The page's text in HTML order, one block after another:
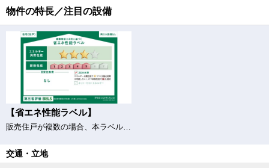
物件の特長／注目の設備
【省エネ性能ラベル】
販売住戸が複数の場合、本ラベルは特定の住戸の性能を示すものであり、全ての住戸の性能を示すものではありません。
交通・立地